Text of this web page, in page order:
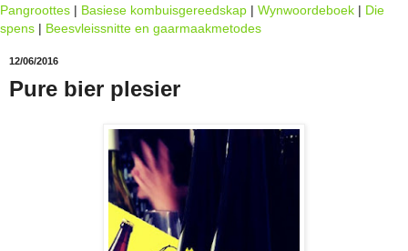
Pangroottes | Basiese kombuisgereedskap | Wynwoordeboek | Die
spens | Beesvleissnitte en gaarmaakmetodes
12/06/2016
Pure bier plesier